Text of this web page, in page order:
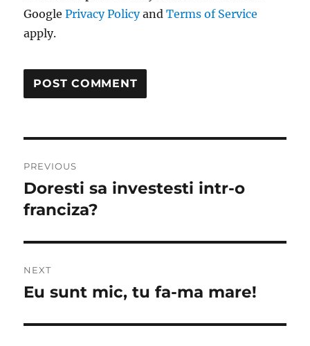
GooglePrivacy PolicyandTerms of Service
apply.
navigation
PREVIOUS
Previous
post:
Doresti sa investesti intr-o
franciza?
NEXT
Next
Eu sunt mic, tu fa-ma mare!